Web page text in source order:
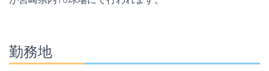
勤務地